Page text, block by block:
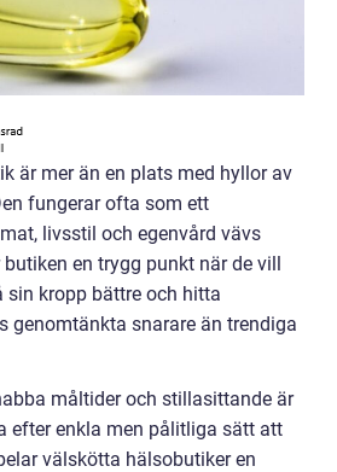
är mer än en plats med hyllor av
fungerar ofta som ett
livsstil och egenvård vävs
en trygg punkt när de vill
sin kropp bättre och hitta
genomtänkta snarare än trendiga
måltider och stillasittande är
efter enkla men pålitliga sätt att
välskötta hälsobutiker en